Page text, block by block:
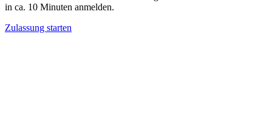
in ca. 10 Minuten anmelden.
Zulassung starten